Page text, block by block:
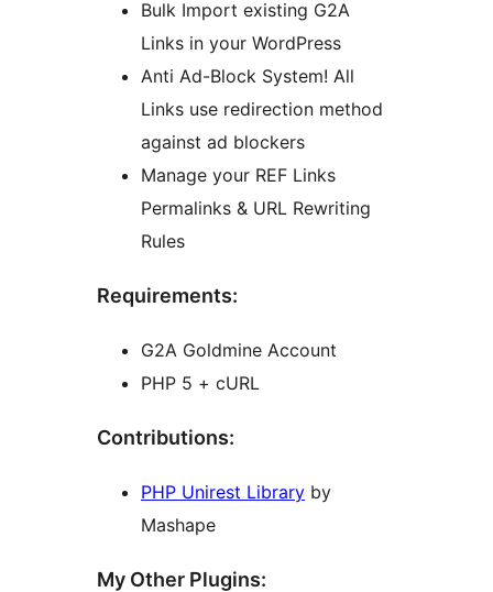
Bulk Import existing G2A
Links in your WordPress
Anti Ad-Block System! All
Links use redirection method
against ad blockers
Manage your REF Links
Permalinks & URL Rewriting
Rules
Requirements:
G2A Goldmine Account
PHP 5 + cURL
Contributions:
PHP Unirest Library by
Mashape
My Other Plugins: